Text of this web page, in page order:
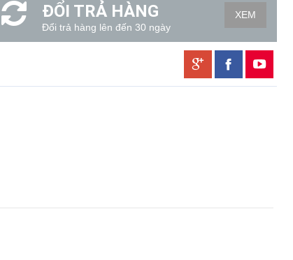
ĐỔI TRẢ HÀNG
Đổi trả hàng lên đến 30 ngày
XEM